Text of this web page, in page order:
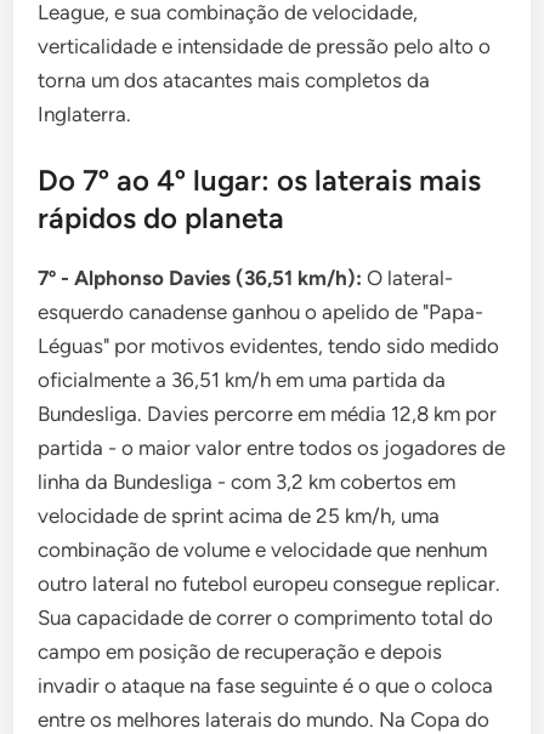
League, e sua combinação de velocidade,
verticalidade e intensidade de pressão pelo alto o
torna um dos atacantes mais completos da
Inglaterra.
Do 7º ao 4º lugar: os laterais mais
rápidos do planeta
7º - Alphonso Davies (36,51 km/h): O lateral-
esquerdo canadense ganhou o apelido de "Papa-
Léguas" por motivos evidentes, tendo sido medido
oficialmente a 36,51 km/h em uma partida da
Bundesliga. Davies percorre em média 12,8 km por
partida - o maior valor entre todos os jogadores de
linha da Bundesliga - com 3,2 km cobertos em
velocidade de sprint acima de 25 km/h, uma
combinação de volume e velocidade que nenhum
outro lateral no futebol europeu consegue replicar.
Sua capacidade de correr o comprimento total do
campo em posição de recuperação e depois
invadir o ataque na fase seguinte é o que o coloca
entre os melhores laterais do mundo. Na Copa do